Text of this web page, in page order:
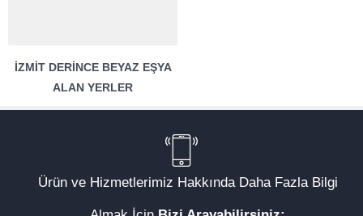
İZMIT DERINCE BEYAZ EŞYA
ALAN YERLER
Ürün ve Hizmetlerimiz Hakkında Daha Fazla Bilgi